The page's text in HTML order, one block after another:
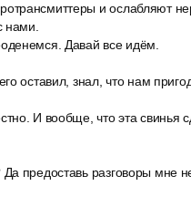
и ослабляют
нами.
Давай все идём.
оставил, знал, что нам
И вообще, что эта свинья
предоставь разговоры мне